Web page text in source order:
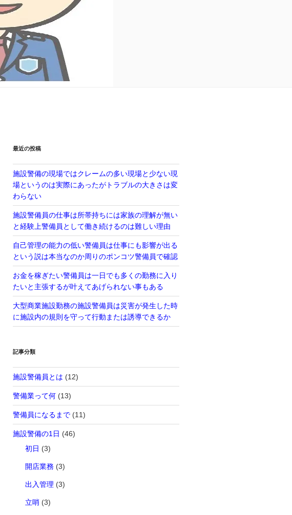
最近の投稿
施設警備の現場ではクレームの多い現場と少ない現
場というのは実際にあったがトラブルの大きさは変
わらない
施設警備員の仕事は所帯持ちには家族の理解が無い
と経験上警備員として働き続けるのは難しい理由
自己管理の能力の低い警備員は仕事にも影響が出る
という説は本当なのか周りのポンコツ警備員で確認
お金を稼ぎたい警備員は一日でも多くの勤務に入り
たいと主張するが叶えてあげられない事もある
大型商業施設勤務の施設警備員は災害が発生した時
に施設内の規則を守って行動または誘導できるか
記事分類
施設警備員とは (12)
警備業って何(13)
警備員になるまで(11)
施設警備の1日 (46)
初日 (3)
開店業務 (3)
出入管理 (3)
立哨 (3)